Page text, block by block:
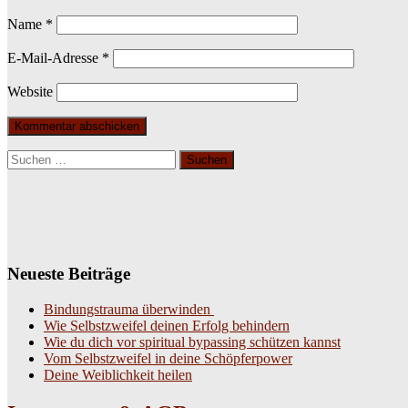
Name *
E-Mail-Adresse *
Website
Suchen
nach:
Neueste Beiträge
Bindungstrauma überwinden
Wie Selbstzweifel deinen Erfolg behindern
Wie du dich vor spiritual bypassing schützen kannst
Vom Selbstzweifel in deine Schöpferpower
Deine Weiblichkeit heilen